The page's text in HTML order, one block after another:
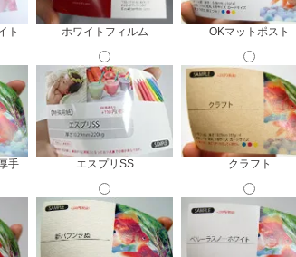
ト ホワイトフィルム OKマットポスト
手 エスプリSS クラフト